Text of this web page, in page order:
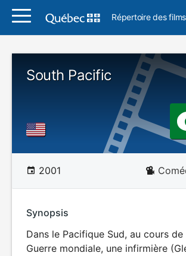
Répertoire des
South Pacific
2001
Synopsis
Dans le Pacifique Sud, au cours
Guerre mondiale, une infirmière